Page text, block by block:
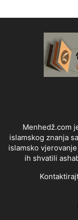
Menhedž.com
islamskog znanja
islamsko
ih shvatili